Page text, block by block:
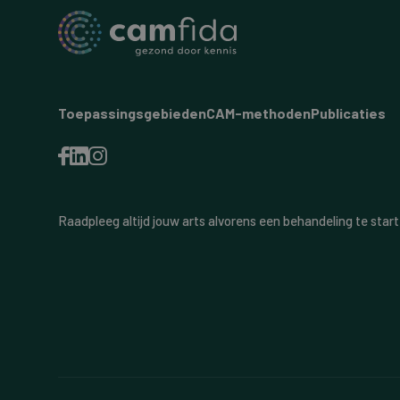
ToepassingsgebiedenCAM-methodenPublicaties
Raadpleeg altijd jouw arts alvorens een behandeling te